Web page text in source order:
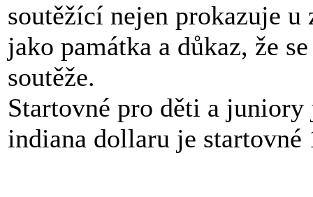
soutěžící nejen prokazuje u
jako památka a důkaz, že
soutěže.
Startovné pro děti a
indiana dollaru je startovné